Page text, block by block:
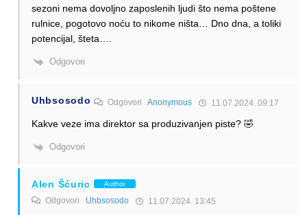
sezoni nema dovoljno zaposlenih ljudi što nema poštene
rulnice, pogotovo noću to nikome ništa… Dno dna, a toliki
potencijal, šteta….
Odgovori
Uhbsosodo OdgovoriAnonymous 11.07.2024. 09:17
Kakve veze ima direktor sa produzivanjen piste? 🤣
Odgovori
Alen Šćuric Author
Odgovori Uhbsosodo 11.07.2024. 13:45